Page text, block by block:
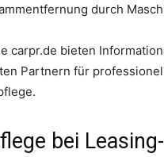
durch
carpr.de bieten
Partnern für
bei